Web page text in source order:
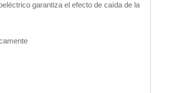
garantiza el efecto de caída de la